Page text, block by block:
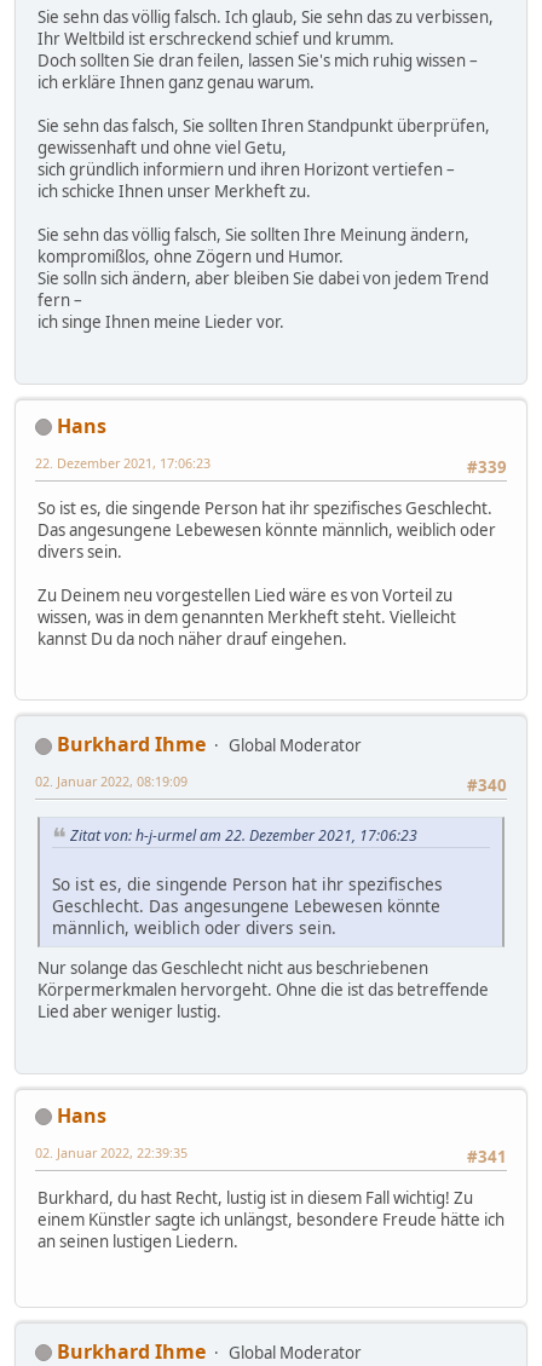
Sie sehn das völlig falsch. Ich glaub, Sie sehn das zu verbissen,
Ihr Weltbild ist erschreckend schief und krumm.
Doch sollten Sie dran feilen, lassen Sie's mich ruhig wissen –
ich erkläre Ihnen ganz genau warum.
Sie sehn das falsch, Sie sollten Ihren Standpunkt überprüfen,
gewissenhaft und ohne viel Getu,
sich gründlich informiern und ihren Horizont vertiefen –
ich schicke Ihnen unser Merkheft zu.
Sie sehn das völlig falsch, Sie sollten Ihre Meinung ändern,
kompromißlos, ohne Zögern und Humor.
Sie solln sich ändern, aber bleiben Sie dabei von jedem Trend
fern –
ich singe Ihnen meine Lieder vor.
Hans
#339
22. Dezember 2021, 17:06:23
So ist es, die singende Person hat ihr spezifisches Geschlecht.
Das angesungene Lebewesen könnte männlich, weiblich oder
divers sein.
Zu Deinem neu vorgestellen Lied wäre es von Vorteil zu
wissen, was in dem genannten Merkheft steht. Vielleicht
kannst Du da noch näher drauf eingehen.
Burkhard Ihme
Global Moderator
#340
02. Januar 2022, 08:19:09
Zitat von: h-j-urmel am 22. Dezember 2021, 17:06:23
So ist es, die singende Person hat ihr spezifisches
Geschlecht. Das angesungene Lebewesen könnte
männlich, weiblich oder divers sein.
Nur solange das Geschlecht nicht aus beschriebenen
Körpermerkmalen hervorgeht. Ohne die ist das betreffende
Lied aber weniger lustig.
Hans
#341
02. Januar 2022, 22:39:35
Burkhard, du hast Recht, lustig ist in diesem Fall wichtig! Zu
einem Künstler sagte ich unlängst, besondere Freude hätte ich
an seinen lustigen Liedern.
Burkhard Ihme
Global Moderator